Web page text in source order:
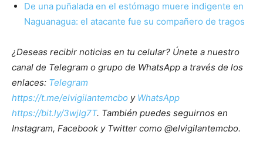
De una puñalada en el estómago muere indigente en
Naguanagua: el atacante fue su compañero de tragos
¿Deseas recibir noticias en tu celular? Únete a nuestro
canal de Telegram o grupo de WhatsApp a través de los
enlaces: Telegram
https://t.me/elvigilantemcbo y WhatsApp
https://bit.ly/3wjIg7T. También puedes seguirnos en
Instagram, Facebook y Twitter como @elvigilantemcbo.